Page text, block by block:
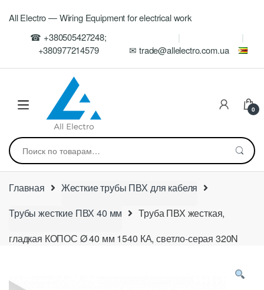
navigation
All Electro — Wiring Equipment for electrical work
☎ +380505427248;
+380977214579
✉ trade@allelectro.com.ua
0
Искать:
Главная
Жесткие трубы ПВХ для кабеля
Трубы жесткие ПВХ 40 мм
Труба ПВХ жесткая,
гладкая КОПОС Ø 40 мм 1540 КА, светло-серая 320N